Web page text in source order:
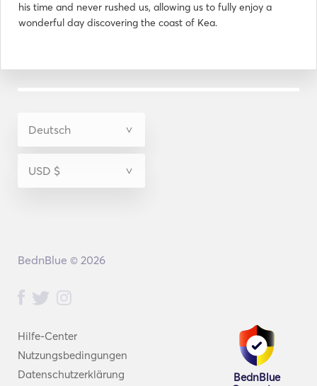
his time and never rushed us, allowing us to fully enjoy a
wonderful day discovering the coast of Kea.
Hilfe-Center
Nutzungsbedingungen
Datenschutzerklärung
BednBlue
BednBlue © 2026